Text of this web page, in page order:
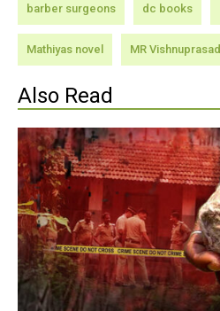
barber surgeons dc books
Mathiyas novel MR Vishnuprasad
Also Read